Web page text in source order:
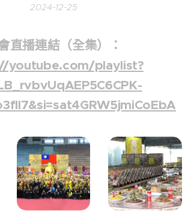
2024-12-25
直播連結（全集）：
youtube.com/playlist?